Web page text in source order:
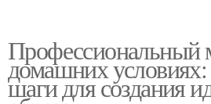
Профессиональный
домашних
шаги для создания